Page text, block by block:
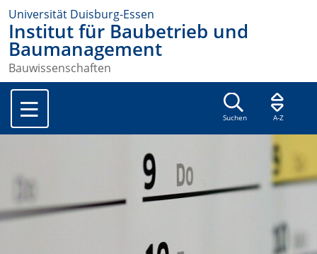
Universität Duisburg-Essen
Institut für Baubetrieb und
Baumanagement
Bauwissenschaften
Suchen A-Z